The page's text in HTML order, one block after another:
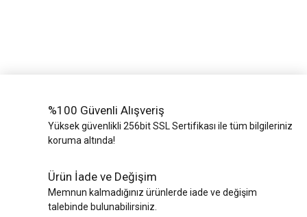
%100 Güvenli Alışveriş
Yüksek güvenlikli 256bit SSL Sertifikası ile tüm bilgileriniz
koruma altında!
Ürün İade ve Değişim
Memnun kalmadığınız ürünlerde iade ve değişim
talebinde bulunabilirsiniz.